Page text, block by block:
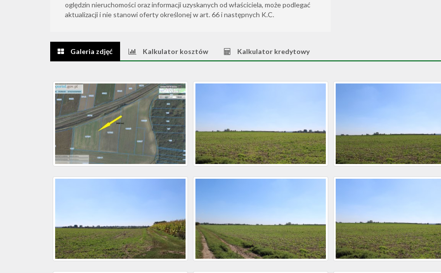
oględzin nieruchomości oraz informacji uzyskanych od właściciela, może podlegać
aktualizacji i nie stanowi oferty określonej w art. 66 i następnych K.C.
Galeria zdjęć Kalkulator kosztów Kalkulator kredytowy